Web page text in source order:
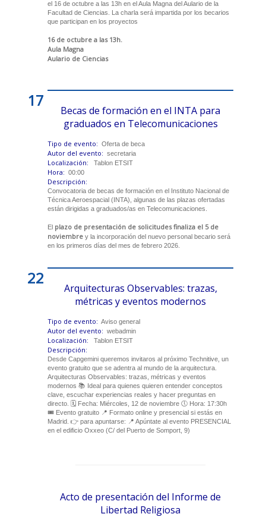
el 16 de octubre a las 13h en el Aula Magna del Aulario de la
Facultad de Ciencias. La charla será impartida por los becarios
que participan en los proyectos
16 de octubre a las 13h.
Aula Magna
Aulario de Ciencias
17
Becas de formación en el INTA para
graduados en Telecomunicaciones
Tipo de evento: Oferta de beca
Autor del evento: secretaria
Localización: Tablon ETSIT
Hora: 00:00
Descripción:
Convocatoria de becas de formación en el Instituto Nacional de
Técnica Aeroespacial (INTA), algunas de las plazas ofertadas
están dirigidas a graduados/as en Telecomunicaciones.
El plazo de presentación de solicitudes finaliza el 5 de
noviembre y la incorporación del nuevo personal becario será
en los primeros días del mes de febrero 2026.
22
Arquitecturas Observables: trazas,
métricas y eventos modernos
Tipo de evento: Aviso general
Autor del evento: webadmin
Localización: Tablon ETSIT
Descripción:
Desde Capgemini queremos invitaros al próximo Technitive, un
evento gratuito que se adentra al mundo de la arquitectura.
Arquitecturas Observables: trazas, métricas y eventos
modernos 📚 Ideal para quienes quieren entender conceptos
clave, escuchar experiencias reales y hacer preguntas en
directo. 🗓 Fecha: Miércoles, 12 de noviembre 🕔 Hora: 17:30h
🎟️ Evento gratuito 📍 Formato online y presencial si estás en
Madrid. 👉 para apuntarse: 📍 Apúntate al evento PRESENCIAL
en el edificio Oxxeo (C/ del Puerto de Somport, 9)
Acto de presentación del Informe de
Libertad Religiosa